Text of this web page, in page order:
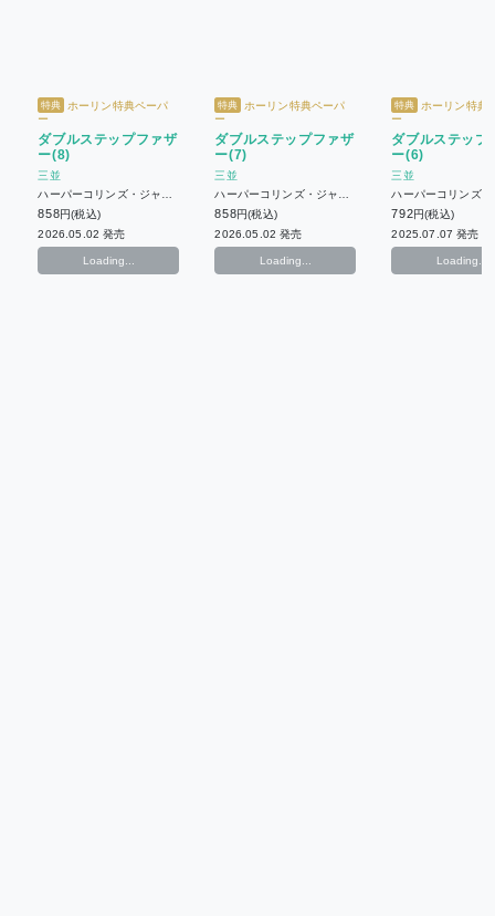
特典
ホーリン特典ペーパ
ー
ダブルステップファザ
ー(8)
三並
ハーパーコリンズ・ジャパ
858円(税込)
2026.05.02 発売
Loading...
特典
ホーリン特典ペーパ
ー
ダブルステップファザ
ー(7)
三並
ハーパーコリンズ・ジャパ
858円(税込)
2026.05.02 発売
Loading...
特典
ホーリン特典
ー
ダブルステップ
ー(6)
三並
ハーパーコリンズ・
792円(税込)
2025.07.07 発売
Loading...